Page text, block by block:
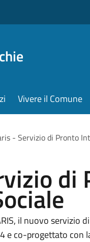
Vivere il Comune
- Servizio di Pronto
di
il nuovo servizio
e co-progettato con